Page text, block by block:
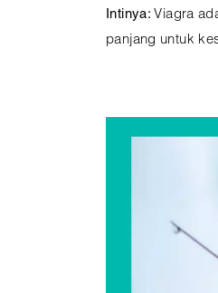
Intinya:Viagra
panjang untuk